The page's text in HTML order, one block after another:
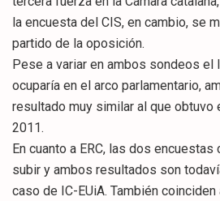
la encuesta del CIS, en cambio, se
partido de la oposición.
Pese a variar en ambos sondeos el
ocuparía en el arco parlamentario,
resultado muy similar al que obtuvo
2011.
En cuanto a ERC, las dos
subir y ambos resultados son
caso de IC-EUiA. También